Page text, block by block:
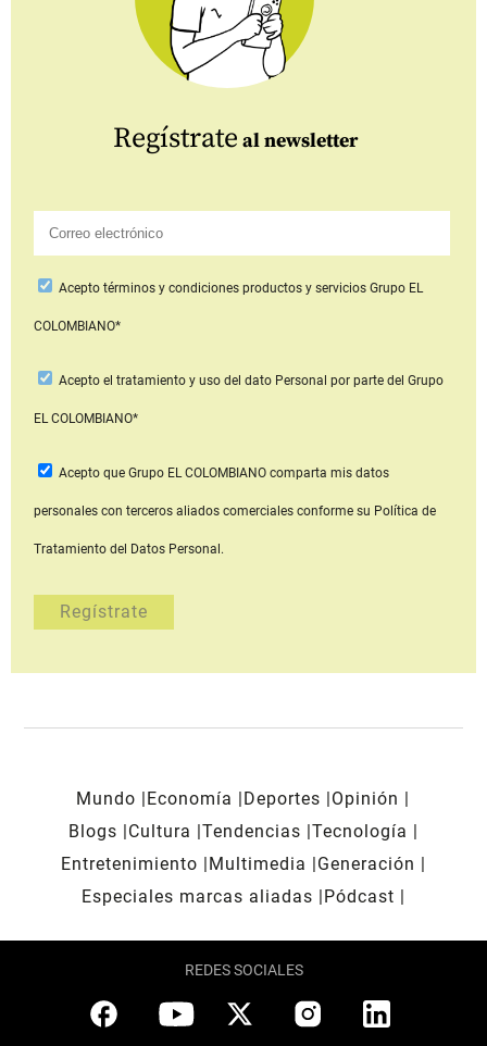
Regístrate al newsletter
Aceptotérminos y condiciones productos y serviciosGrupo EL
COLOMBIANO*
Acepto el tratamiento y uso del dato Personal por parte del Grupo
EL COLOMBIANO*
Acepto que Grupo EL COLOMBIANOcomparta mis datos
personales con terceros aliados comerciales conforme su Política de
Tratamiento del Datos Personal.
Mundo Economía Deportes
Opinión
Blogs
Cultura Tendencias Tecnología
Entretenimiento
Multimedia
Generación
Especiales marcas aliadas
Pódcast
REDES SOCIALES